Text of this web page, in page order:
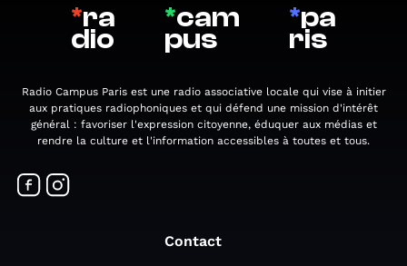
*ra
dio
*cam
pus
*pa
ris
Radio Campus Paris est une radio associative locale qui vise à initier
aux pratiques radiophoniques et qui défend une mission d'intérêt
général : favoriser l'expression citoyenne, éduquer aux médias et
rendre la culture et l'information accessibles à toutes et tous.
Contact